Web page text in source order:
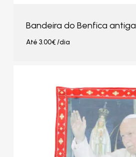
Bandeira do Benfica antiga
Até 3.00€/dia